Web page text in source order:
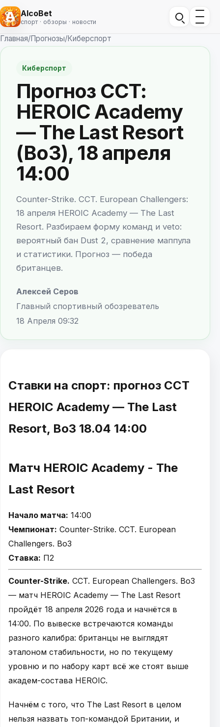
AlcoBet
спорт · обзоры · новости
Главная/Прогнозы/Киберспорт
Киберспорт
Прогноз CCT:
HEROIC Academy
— The Last Resort
(Bo3), 18 апреля
14:00
Counter-Strike. CCT. European Challengers:
18 апреля HEROIC Academy — The Last
Resort. Разбираем форму команд и veto:
вероятный бан Dust 2, сравнение маппула
и статистики. Прогноз — победа
британцев.
Алексей Серов
Главный спортивный обозреватель
18 Апреля 09:32
Ставки на спорт: прогноз CCT
HEROIC Academy — The Last
Resort, Bo3 18.04 14:00
Матч HEROIC Academy - The
Last Resort
Начало матча: 14:00
Чемпионат: Counter-Strike. CCT. European
Challengers. Bo3
Ставка: П2
Counter-Strike. CCT. European Challengers. Bo3
— матч HEROIC Academy — The Last Resort
пройдёт 18 апреля 2026 года и начнётся в
14:00. По вывеске встречаются команды
разного калибра: британцы не выглядят
эталоном стабильности, но по текущему
уровню и по набору карт всё же стоят выше
академ-состава HEROIC.
Начнём с того, что The Last Resort в целом
нельзя назвать топ-командой Британии, и